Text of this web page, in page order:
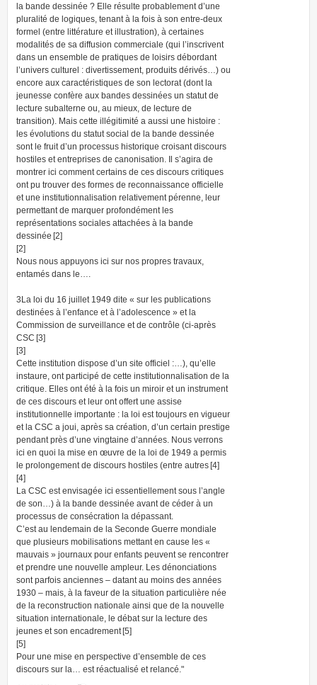
la bande dessinée ? Elle résulte probablement d’une
pluralité de logiques, tenant à la fois à son entre-deux
formel (entre littérature et illustration), à certaines
modalités de sa diffusion commerciale (qui l’inscrivent
dans un ensemble de pratiques de loisirs débordant
l’univers culturel : divertissement, produits dérivés…) ou
encore aux caractéristiques de son lectorat (dont la
jeunesse confère aux bandes dessinées un statut de
lecture subalterne ou, au mieux, de lecture de
transition). Mais cette illégitimité a aussi une histoire :
les évolutions du statut social de la bande dessinée
sont le fruit d’un processus historique croisant discours
hostiles et entreprises de canonisation. Il s’agira de
montrer ici comment certains de ces discours critiques
ont pu trouver des formes de reconnaissance officielle
et une institutionnalisation relativement pérenne, leur
permettant de marquer profondément les
représentations sociales attachées à la bande
dessinée [2]
[2]
Nous nous appuyons ici sur nos propres travaux,
entamés dans le….
3La loi du 16 juillet 1949 dite « sur les publications
destinées à l’enfance et à l’adolescence » et la
Commission de surveillance et de contrôle (ci-après
CSC [3]
[3]
Cette institution dispose d’un site officiel :…), qu’elle
instaure, ont participé de cette institutionnalisation de la
critique. Elles ont été à la fois un miroir et un instrument
de ces discours et leur ont offert une assise
institutionnelle importante : la loi est toujours en vigueur
et la CSC a joui, après sa création, d’un certain prestige
pendant près d’une vingtaine d’années. Nous verrons
ici en quoi la mise en œuvre de la loi de 1949 a permis
le prolongement de discours hostiles (entre autres [4]
[4]
La CSC est envisagée ici essentiellement sous l’angle
de son…) à la bande dessinée avant de céder à un
processus de consécration la dépassant.
C’est au lendemain de la Seconde Guerre mondiale
que plusieurs mobilisations mettant en cause les «
mauvais » journaux pour enfants peuvent se rencontrer
et prendre une nouvelle ampleur. Les dénonciations
sont parfois anciennes – datant au moins des années
1930 – mais, à la faveur de la situation particulière née
de la reconstruction nationale ainsi que de la nouvelle
situation internationale, le débat sur la lecture des
jeunes et son encadrement [5]
[5]
Pour une mise en perspective d’ensemble de ces
discours sur la… est réactualisé et relancé."